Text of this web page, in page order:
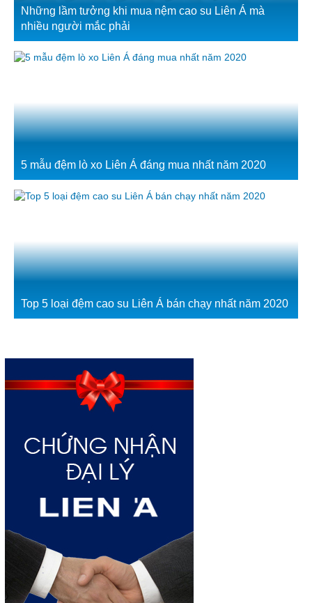
Những lầm tưởng khi mua nệm cao su Liên Á mà
nhiều người mắc phải
5 mẫu đệm lò xo Liên Á đáng mua nhất năm 2020
Top 5 loại đệm cao su Liên Á bán chạy nhất năm 2020